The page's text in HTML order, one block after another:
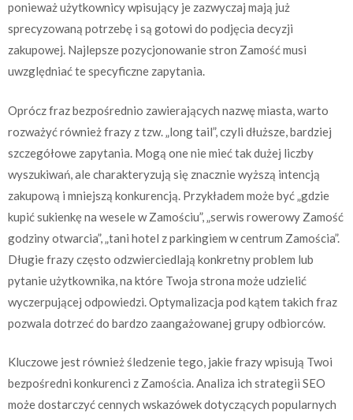
ponieważ użytkownicy wpisujący je zazwyczaj mają już
sprecyzowaną potrzebę i są gotowi do podjęcia decyzji
zakupowej. Najlepsze pozycjonowanie stron Zamość musi
uwzględniać te specyficzne zapytania.
Oprócz fraz bezpośrednio zawierających nazwę miasta, warto
rozważyć również frazy z tzw. „long tail”, czyli dłuższe, bardziej
szczegółowe zapytania. Mogą one nie mieć tak dużej liczby
wyszukiwań, ale charakteryzują się znacznie wyższą intencją
zakupową i mniejszą konkurencją. Przykładem może być „gdzie
kupić sukienkę na wesele w Zamościu”, „serwis rowerowy Zamość
godziny otwarcia”, „tani hotel z parkingiem w centrum Zamościa”.
Długie frazy często odzwierciedlają konkretny problem lub
pytanie użytkownika, na które Twoja strona może udzielić
wyczerpującej odpowiedzi. Optymalizacja pod kątem takich fraz
pozwala dotrzeć do bardzo zaangażowanej grupy odbiorców.
Kluczowe jest również śledzenie tego, jakie frazy wpisują Twoi
bezpośredni konkurenci z Zamościa. Analiza ich strategii SEO
może dostarczyć cennych wskazówek dotyczących popularnych